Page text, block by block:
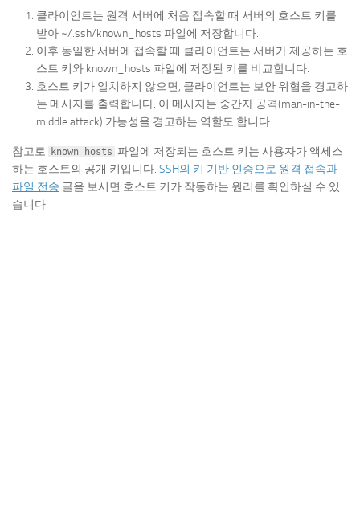
클라이언트는 원격 서버에 처음 접속할 때 서버의 호스트 키를
받아 ~/.ssh/known_hosts 파일에 저장합니다.
이후 동일한 서버에 접속할 때 클라이언트는 서버가 제공하는 호
스트 키와 known_hosts 파일에 저장된 키를 비교합니다.
호스트 키가 일치하지 않으면, 클라이언트는 보안 위협을 경고하
는 메시지를 출력합니다. 이 메시지는 중간자 공격(man-in-the-
middle attack) 가능성을 경고하는 역할도 합니다.
참고로 known_hosts 파일에 저장되는 호스트 키는 사용자가 액세스
하는 호스트의 공개 키입니다. SSH의 키 기반 인증으로 원격 접속과
파일 전송 글을 보시면 호스트 키가 작동하는 원리를 확인하실 수 있
습니다.